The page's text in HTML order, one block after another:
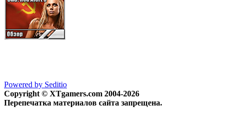
Powered by Seditio
Copyright © XTgamers.com 2004-2026
Перепечатка материалов сайта запрещена.